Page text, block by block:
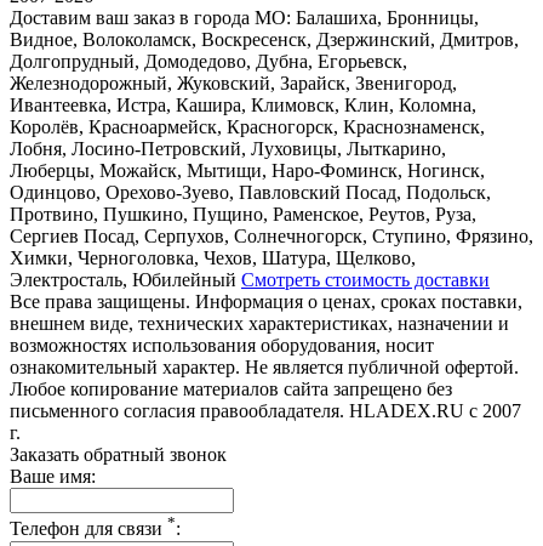
Доставим ваш заказ в города МО: Балашиха, Бронницы,
Видное, Волоколамск, Воскресенск, Дзержинский, Дмитров,
Долгопрудный, Домодедово, Дубна, Егорьевск,
Железнодорожный, Жуковский, Зарайск, Звенигород,
Ивантеевка, Истра, Кашира, Климовск, Клин, Коломна,
Королёв, Красноармейск, Красногорск, Краснознаменск,
Лобня, Лосино-Петровский, Луховицы, Лыткарино,
Люберцы, Можайск, Мытищи, Наро-Фоминск, Ногинск,
Одинцово, Орехово-Зуево, Павловский Посад, Подольск,
Протвино, Пушкино, Пущино, Раменское, Реутов, Руза,
Сергиев Посад, Серпухов, Солнечногорск, Ступино, Фрязино,
Химки, Черноголовка, Чехов, Шатура, Щелково,
Электросталь, Юбилейный Смотреть стоимость доставки
Все права защищены. Информация о ценах, сроках поставки,
внешнем виде, технических характеристиках, назначении и
возможностях использования оборудования, носит
ознакомительный характер. Не является публичной офертой.
Любое копирование материалов сайта запрещено без
письменного согласия правообладателя. HLADEX.RU c 2007
г.
Заказать обратный звонок
Ваше имя:
Телефон для связи *: